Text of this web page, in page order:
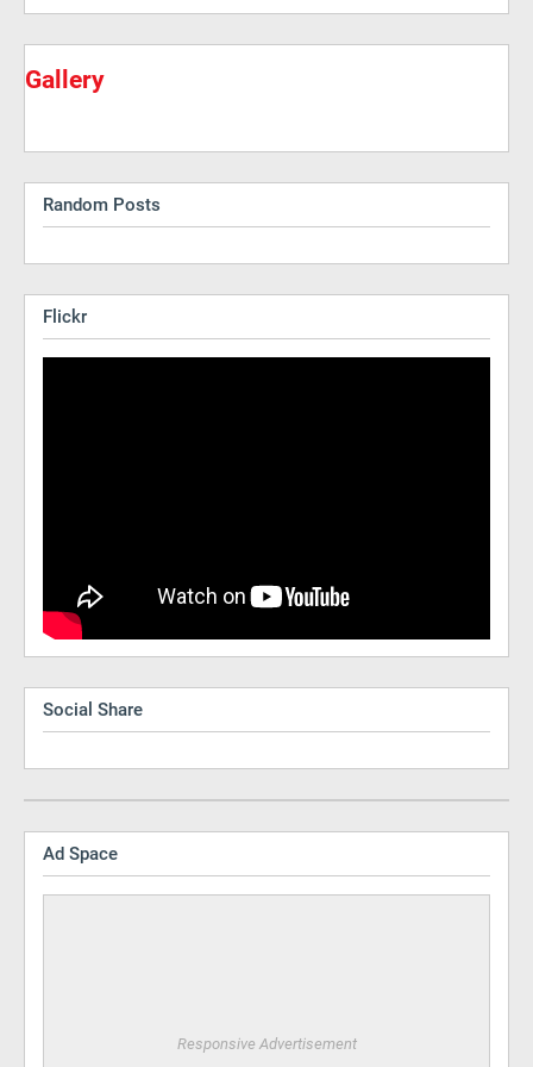
Gallery
Random Posts
Flickr
Social Share
Ad Space
Responsive Advertisement